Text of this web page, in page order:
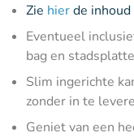
Zie hierde
Eventueel
bag en
Slim ingerichte
zonder in te
Geniet van een